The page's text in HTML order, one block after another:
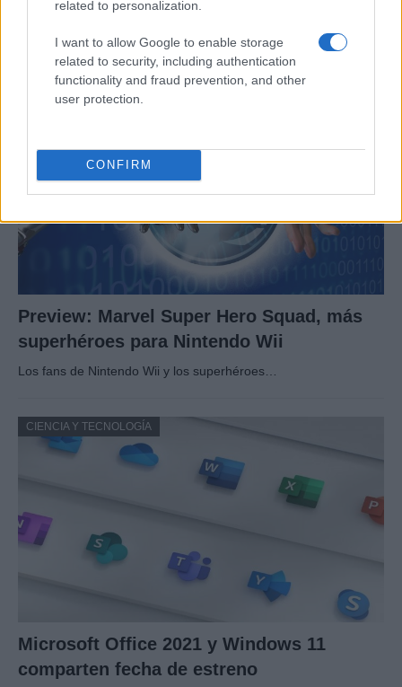
related to personalization.
I want to allow Google to enable storage
related to security, including authentication
functionality and fraud prevention, and other
user protection.
CONFIRM
SMS de la historia por 107.000 euros
Un canadiense compra el primer mensaje de texto…
CIENCIA Y TECNOLOGÍA
Preview: Marvel Super Hero Squad, más
superhéroes para Nintendo Wii
Los fans de Nintendo Wii y los superhéroes…
CIENCIA Y TECNOLOGÍA
Microsoft Office 2021 y Windows 11
comparten fecha de estreno